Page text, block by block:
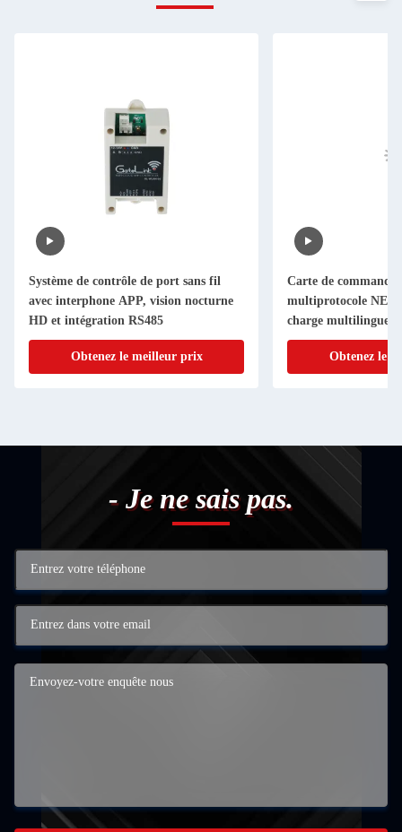
Système de contrôle de port sans fil
avec interphone APP, vision nocturne
HD et intégration RS485
Obtenez le meilleur prix
Carte de
multiprotocole
charge multilingue
Obtenez le
- Je ne sais pas.